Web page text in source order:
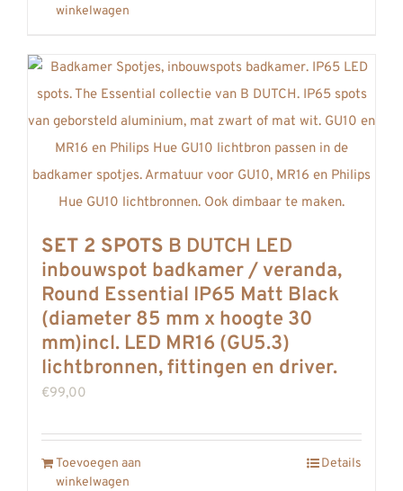
winkelwagen
SET 2 SPOTS B DUTCH LED
inbouwspot badkamer / veranda,
Round Essential IP65 Matt Black
(diameter 85 mm x hoogte 30
mm)incl. LED MR16 (GU5.3)
lichtbronnen, fittingen en driver.
€99,00
Toevoegen aan
winkelwagen
Details